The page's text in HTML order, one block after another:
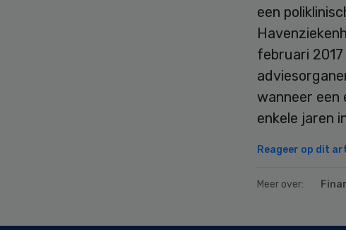
een
februari
wanneer
enkele jaren
Reageer op dit
Meer over: